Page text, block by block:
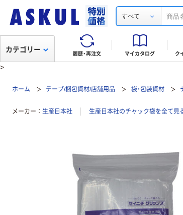
すべて
履歴・再注文 マイカタログ ク
カテゴリー
>
ホーム テープ/梱包資材/店舗用品 袋・包装資材
メーカー 生産日本社 生産日本社のチャック袋を全て見